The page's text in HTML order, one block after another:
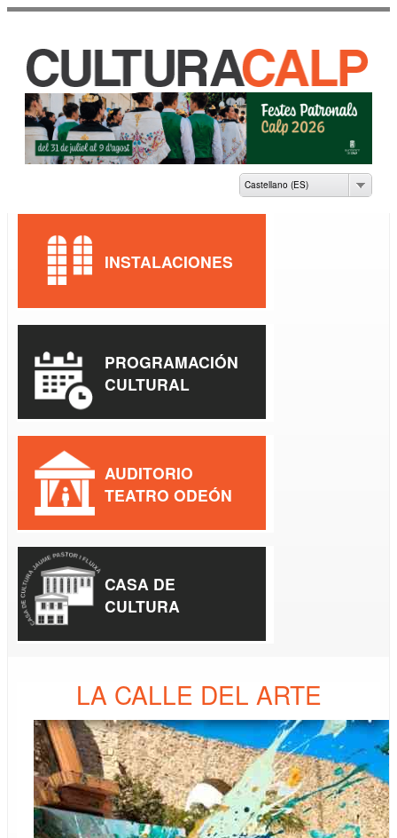
principal
CASA DE CULTURA
JAUME PASTOR I
Castellano (ES)
LA CALLE DEL ARTE
INSTALACIONES
PROGRAMACIÓN
CULTURAL
AUDITORIO
TEATRO ODEÓN
CASA DE
CULTURA